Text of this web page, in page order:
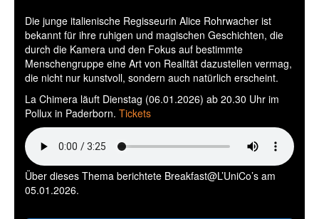
Die junge italienische Regisseurin Alice Rohrwacher ist
bekannt für ihre ruhigen und magischen Geschichten, die
durch die Kamera und den Fokus auf bestimmte
Menschengruppe eine Art von Realität dazustellen vermag,
die nicht nur kunstvoll, sondern auch natürlich erscheint.
La Chimera läuft Dienstag (06.01.2026) ab 20.30 Uhr im
Pollux in Paderborn. Tickets
Über dieses Thema berichtete Breakfast@L’UniCo’s am
05.01.2026.